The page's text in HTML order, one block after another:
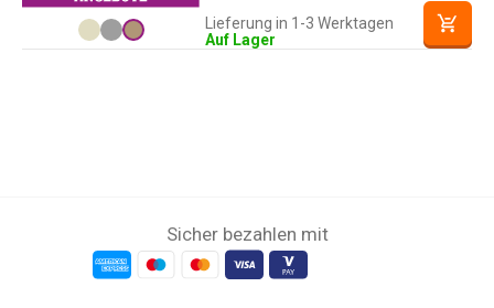
Lieferung in 1-3 Werktagen
Auf Lager
Sicher bezahlen mit